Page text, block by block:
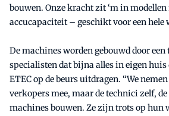
bouwen. Onze kracht zit ‘m in
accucapaciteit – geschikt voor een hele
De machines worden gebouwd door een
specialisten dat bijna alles in eigen huis
ETEC op de beurs uitdragen. “We
verkopers mee, maar de technici zelf, de
machines bouwen. Ze zijn trots op hun